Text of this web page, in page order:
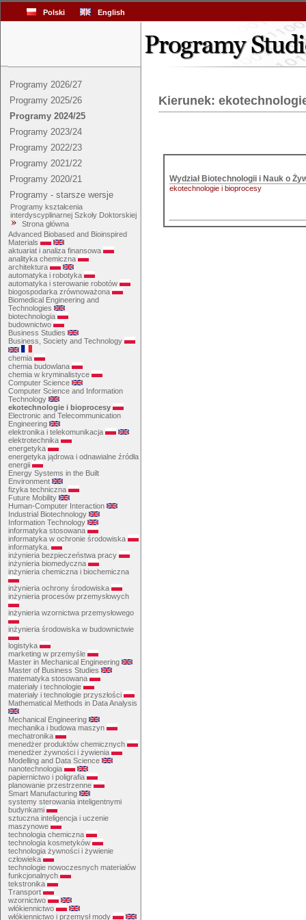
Polski English
Programy 2026/27
Programy 2025/26
Programy 2024/25
Programy 2023/24
Programy 2022/23
Programy 2021/22
Programy 2020/21
Programy - starsze wersje
Programy kształcenia
interdyscyplinarnej Szkoły Doktorskiej
Strona główna
Advanced Biobased and Bioinspired
Materials
aktuariat i analiza finansowa
analityka chemiczna
architektura
automatyka i robotyka
automatyka i sterowanie robotów
biogospodarka zrównoważona
Biomedical Engineering and
Technologies
biotechnologia
budownictwo
Business Studies
Business, Society and Technology
chemia
chemia budowlana
chemia w kryminalistyce
Computer Science
Computer Science and Information
Technology
ekotechnologie i bioprocesy
Electronic and Telecommunication
Engineering
elektronika i telekomunikacja
elektrotechnika
energetyka
energetyka jądrowa i odnawialne źródła
energii
Energy Systems in the Built
Environment
fizyka techniczna
Future Mobility
Human-Computer Interaction
Industrial Biotechnology
Information Technology
informatyka stosowana
informatyka w ochronie środowiska
informatyka.
inżynieria bezpieczeństwa pracy
inżynieria biomedyczna
inżynieria chemiczna i biochemiczna
inżynieria ochrony środowiska
inżynieria procesów przemysłowych
inżynieria wzornictwa przemysłowego
inżynieria środowiska w budownictwie
logistyka
marketing w przemyśle
Master in Mechanical Engineering
Master of Business Studies
matematyka stosowana
materiały i technologie
materiały i technologie przyszłości
Mathematical Methods in Data Analysis
Mechanical Engineering
mechanika i budowa maszyn
mechatronika
menedżer produktów chemicznych
menedżer żywności i żywienia
Modelling and Data Science
nanotechnologia
papiernictwo i poligrafia
planowanie przestrzenne
Smart Manufacturing
systemy sterowania inteligentnymi
budynkami
sztuczna inteligencja i uczenie
maszynowe
technologia chemiczna
technologia kosmetyków
technologia żywności i żywienie
człowieka
technologie nowoczesnych materiałów
funkcjonalnych
tekstronika
Transport
wzornictwo
włókiennictwo
włókiennictwo i przemysł mody
Kierunek:
ekotechnologie i bioprocesy